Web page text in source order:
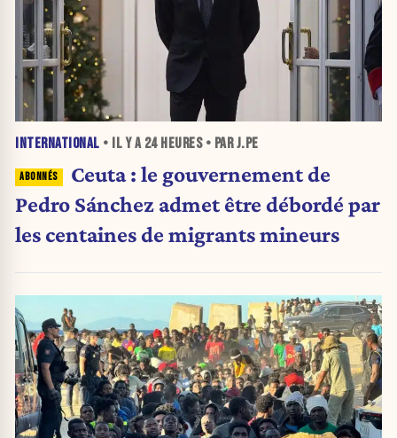
INTERNATIONAL • IL Y A 24 HEURES• PAR J.PE
Ceuta : le gouvernement de
Pedro Sánchez admet être débordé par
les centaines de migrants mineurs